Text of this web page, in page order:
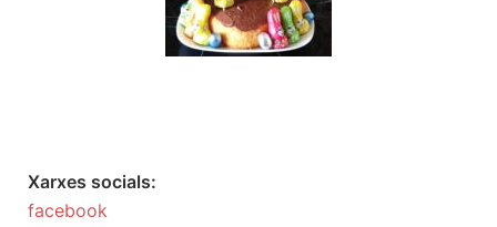
Xarxes socials:
facebook